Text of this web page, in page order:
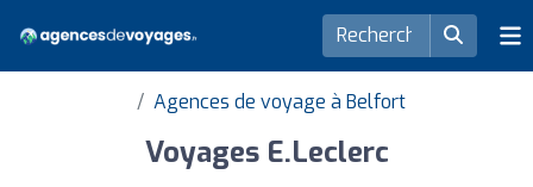
Agences de voyage à Belfort
Voyages E.Leclerc